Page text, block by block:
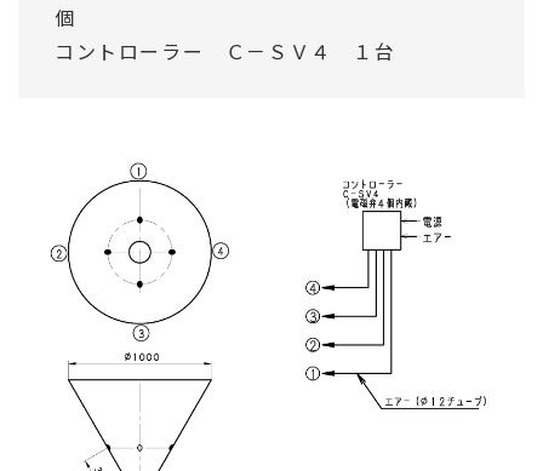
個
コントローラー Ｃ－ＳＶ４ １台